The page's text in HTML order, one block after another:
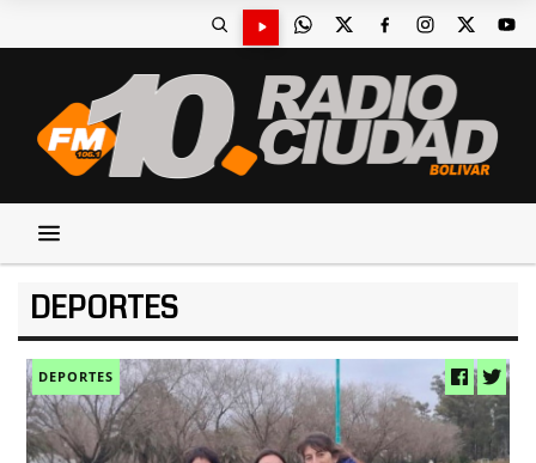
DEPORTES
DEPORTES